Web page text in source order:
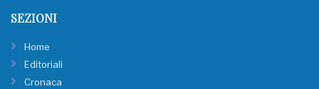
SEZIONI
Home
Editoriali
Cronaca